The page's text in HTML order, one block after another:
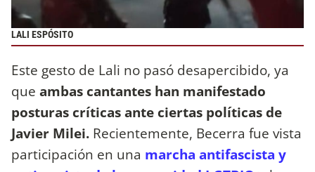
LALI ESPÓSITO
Este gesto de Lali no pasó desapercibido, ya
que ambas cantantes han manifestado
posturas críticas ante ciertas políticas de
Javier Milei. Recientemente, Becerra fue vista
participación en una marcha antifascista y